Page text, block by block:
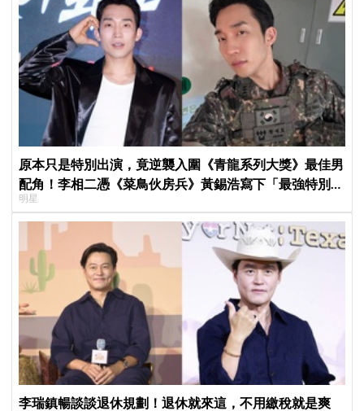
原本只是特別出演，竟逆襲入圍《青龍系列大獎》最佳男
配角！李相二憑《菜鳥伙房兵》黃錫浩寫下「最強特別出
演」傳奇
明星
李瑞鎮暢談談退休規劃！退休就來這，不用繳稅就是爽